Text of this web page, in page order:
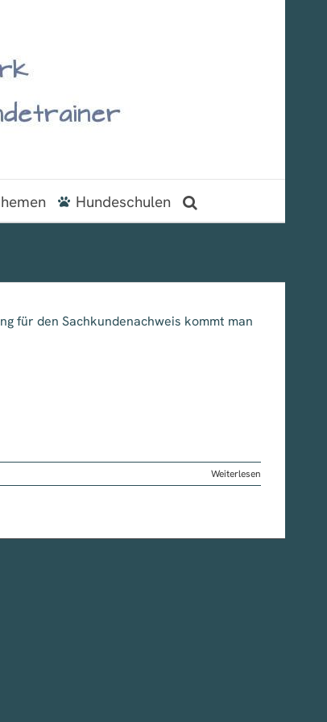
Hundeschulen
für den Sachkundenachweis kommt man
Weiterlesen